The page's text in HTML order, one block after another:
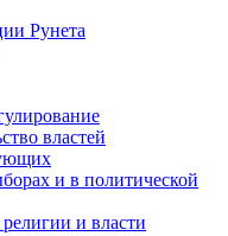
Рунета
властей
и в политической
и власти